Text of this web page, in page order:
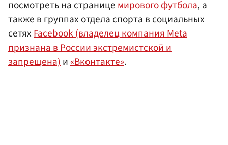
посмотреть на странице мирового футбола, а
также в группах отдела спорта в социальных
сетях Facebook (владелец компания Meta
признана в России экстремистской и
запрещена) и«Вконтакте».